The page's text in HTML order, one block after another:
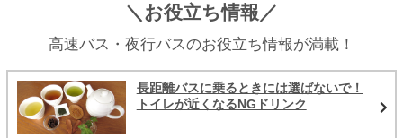
＼お役立ち情報／
高速バス・夜行バスのお役立ち情報が満載！
長距離バスに乗るときには選ばないで！
トイレが近くなるNGドリンク